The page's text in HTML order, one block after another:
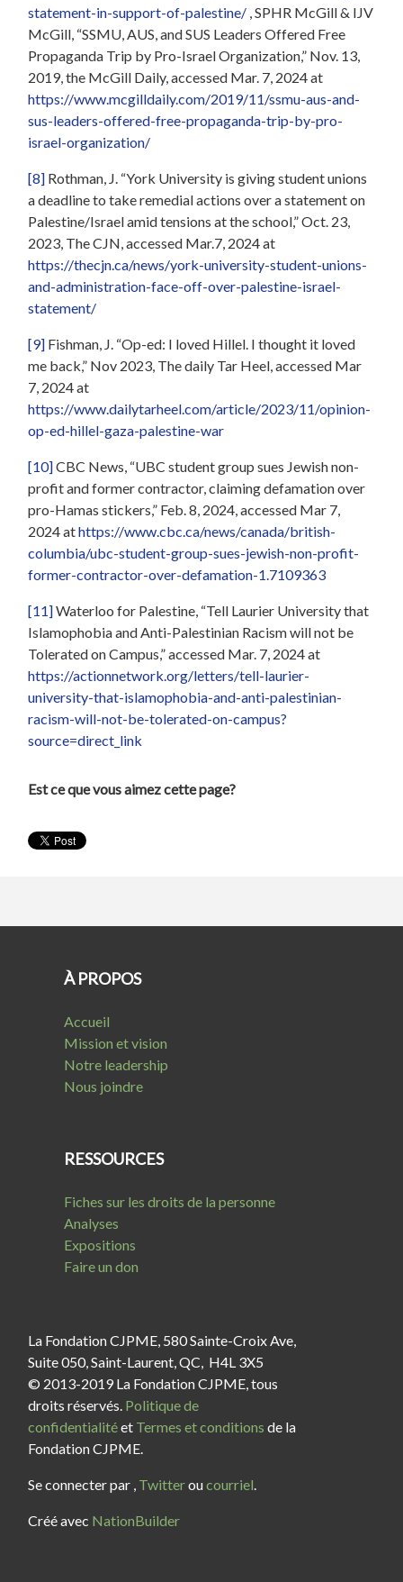
statement-in-support-of-palestine/ , SPHR McGill & IJV
McGill, “SSMU, AUS, and SUS Leaders Offered Free
Propaganda Trip by Pro-Israel Organization,” Nov. 13,
2019, the McGill Daily, accessed Mar. 7, 2024 at
https://www.mcgilldaily.com/2019/11/ssmu-aus-and-
sus-leaders-offered-free-propaganda-trip-by-pro-
israel-organization/
[8] Rothman, J. “York University is giving student unions
a deadline to take remedial actions over a statement on
Palestine/Israel amid tensions at the school,” Oct. 23,
2023, The CJN, accessed Mar.7, 2024 at
https://thecjn.ca/news/york-university-student-unions-
and-administration-face-off-over-palestine-israel-
statement/
[9] Fishman, J. “Op-ed: I loved Hillel. I thought it loved
me back,” Nov 2023, The daily Tar Heel, accessed Mar
7, 2024 at
https://www.dailytarheel.com/article/2023/11/opinion-
op-ed-hillel-gaza-palestine-war
[10]CBC News, “UBC student group sues Jewish non-
profit and former contractor, claiming defamation over
pro-Hamas stickers,” Feb. 8, 2024, accessed Mar 7,
2024 athttps://www.cbc.ca/news/canada/british-
columbia/ubc-student-group-sues-jewish-non-profit-
former-contractor-over-defamation-1.7109363
[11]Waterloo for Palestine, “Tell Laurier University that
Islamophobia and Anti-Palestinian Racism will not be
Tolerated on Campus,” accessed Mar. 7, 2024 at
https://actionnetwork.org/letters/tell-laurier-
university-that-islamophobia-and-anti-palestinian-
racism-will-not-be-tolerated-on-campus?
source=direct_link
Est ce que vous aimez cette page?
À PROPOS
Accueil
Mission et vision
Notre leadership
Nous joindre
RESSOURCES
Fiches sur les droits de la personne
Analyses
Expositions
Faire un don
La Fondation CJPME, 580 Sainte-Croix Ave,
Suite 050, Saint-Laurent, QC, H4L 3X5
© 2013-2019 La Fondation CJPME, tous
droits réservés. Politique de
confidentialitéet Termes et conditions de la
Fondation CJPME.
Se connecter par Twitteroucourriel
Créé avec NationBuilder